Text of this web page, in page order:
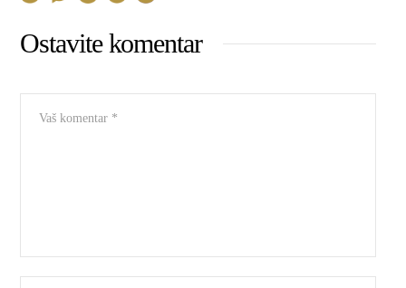
Ostavite komentar